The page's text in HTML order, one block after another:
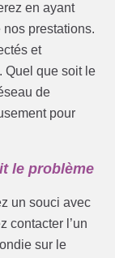
en ayant
prestations.
et
Quel que soit le
de
pour
le problème
un souci avec
contacter l’un
sur le